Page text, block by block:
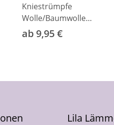
Kniestrümpfe
Wolle/Baumwolle
Ringel
ab 9,95 €
Lila